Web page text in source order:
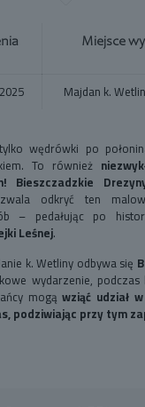
Miejsce
Majdan k.
wędrówki po
To również
Bieszczadzkie
odkryć ten
– pedałując po
Leśnej.
k. Wetliny odbywa się
wydarzenie,
mogąwziąć udział
podziwiając przy tym